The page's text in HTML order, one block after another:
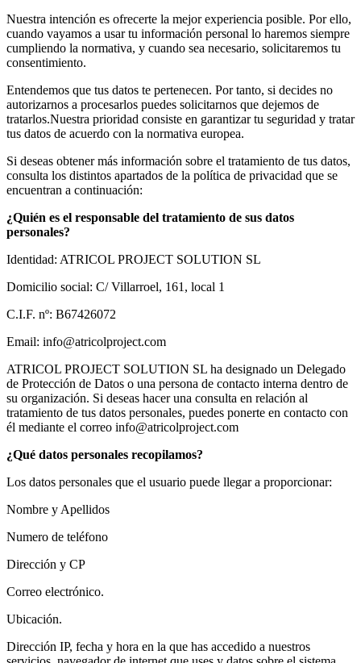
Nuestra intención es ofrecerte la mejor experiencia posible. Por ello,
cuando vayamos a usar tu información personal lo haremos siempre
cumpliendo la normativa, y cuando sea necesario, solicitaremos tu
consentimiento.
Entendemos que tus datos te pertenecen. Por tanto, si decides no
autorizarnos a procesarlos puedes solicitarnos que dejemos de
tratarlos.Nuestra prioridad consiste en garantizar tu seguridad y tratar
tus datos de acuerdo con la normativa europea.
Si deseas obtener más información sobre el tratamiento de tus datos,
consulta los distintos apartados de la política de privacidad que se
encuentran a continuación:
¿Quién es el responsable del tratamiento de sus datos
personales?
Identidad: ATRICOL PROJECT SOLUTION SL
Domicilio social: C/ Villarroel, 161, local 1
C.I.F. nº: B67426072
Email: info@atricolproject.com
ATRICOL PROJECT SOLUTION SL ha designado un Delegado
de Protección de Datos o una persona de contacto interna dentro de
su organización. Si deseas hacer una consulta en relación al
tratamiento de tus datos personales, puedes ponerte en contacto con
él mediante el correo info@atricolproject.com
¿Qué datos personales recopilamos?
Los datos personales que el usuario puede llegar a proporcionar:
Nombre y Apellidos
Numero de teléfono
Dirección y CP
Correo electrónico.
Ubicación.
Dirección IP, fecha y hora en la que has accedido a nuestros